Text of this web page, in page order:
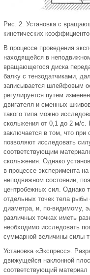
Рис. 2. Установка с
кинетических
В процессе проведения
находящейся в
вращающегося диска
балку с тензодатчиками,
записывается шлейфовым
регулируется путем
двигателя и сменных
такого типа можно
скольжения от 0,1 до 2 м/с.
заключается в том, что при
позволяют исследовать
соответствующим
скольжения. Однако
в процессе эксперимента
неподвижном состоянии,
центробежных сил. Однако
отдельных точек тела рыбы
диаметра, и, по-видимому,
различных точках иметь
необходимо исследовать
суммарной величины силы
Установка «Экспресс».
движущейся наклонной
соответствующий